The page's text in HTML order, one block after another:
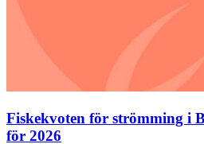
Fiskekvoten för strömming i
för 2026